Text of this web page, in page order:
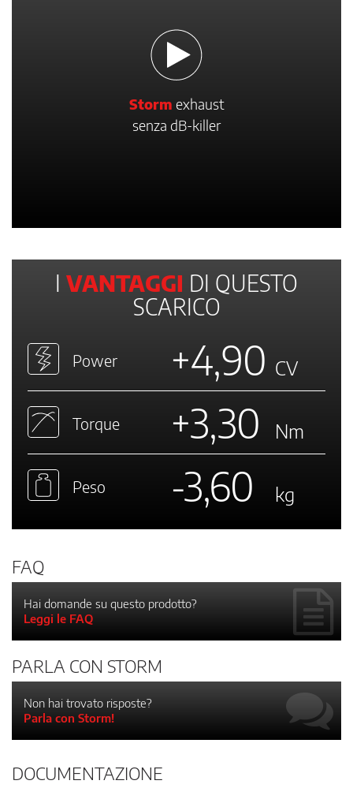
Storm exhaust
senza dB-killer
I VANTAGGI DI QUESTO
SCARICO
Power +4,90 CV
Torque +3,30 Nm
Peso -3,60 kg
FAQ
Hai domande su questo prodotto?
Leggi le FAQ
PARLA CON STORM
Non hai trovato risposte?
Parla con Storm!
DOCUMENTAZIONE